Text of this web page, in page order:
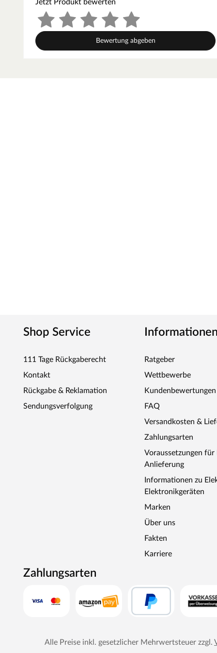
Inhalt: 750 ml
Karibu – Naturprodukte von hoher Qualität
Karibu ist langjähriger und kompetenter Partner für
Jetzt Produkt bewerten
Bewertung abgeben
Shop Service
111 Tage Rückgaberecht
Kontakt
Rückgabe & Reklamation
Sendungsverfolgung
Informationen
Ratgeber
Wettbewerbe
Kundenbewertungen
FAQ
Versandkosten &
Zahlungsarten
Voraussetzungen für
Anlieferung
Informationen zu
Elektronikgeräten
Marken
Über uns
Fakten
Karriere
Zahlungsarten
Alle Preise inkl. gesetzlicher Mehrwertsteuer zzgl.